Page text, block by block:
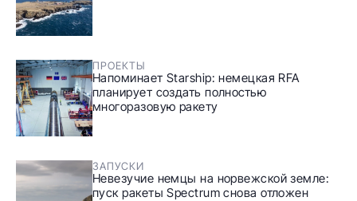
ПРОЕКТЫ
Напоминает Starship: немецкая RFA
планирует создать полностью
многоразовую ракету
ЗАПУСКИ
Невезучие немцы на норвежской земле:
пуск ракеты Spectrum снова отложен